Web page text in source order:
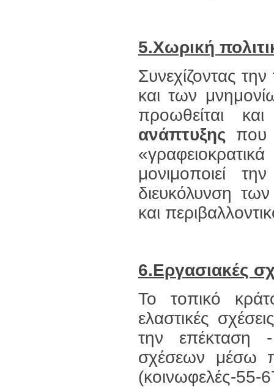
5.Χωρική
Συνεχίζοντας
και των
προωθείται
ανάπτυξης που
μονιμοποιεί
διευκόλυνση
και
6.Εργασιακές
Το τοπικό
ελαστικές
την επέκταση
σχέσεων μέσω
(κοινωφελές-